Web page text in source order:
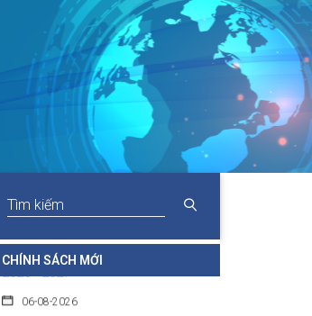
CHÍNH SÁCH MỚI
Chính sách hỗ trợ doanh nghiệp và
thu hút đầu tư trong lĩnh vực văn
hóa số
07-08-2026
Tại Nghị định số 277/2026/NĐ-CP, Chính
phủ quy định cụ thể chính sách hỗ...
Chỉ thị của Thủ tướng Chính phủ về
2026 - 2027
06-08-2026
Thủ tướng Chính phủ vừa ban hành Chỉ thị